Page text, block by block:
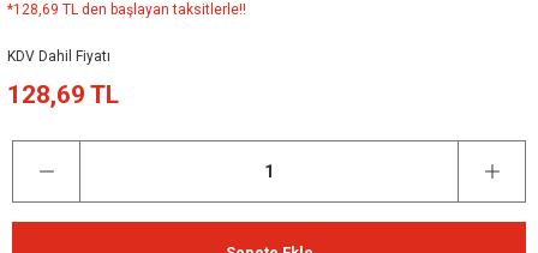
*128,69 TL den başlayan taksitlerle!!
KDV Dahil Fiyatı
128,69 TL